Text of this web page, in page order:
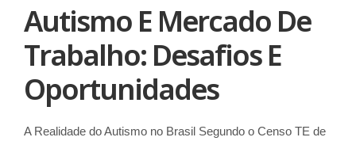
Autismo E Mercado De
Trabalho: Desafios E
Oportunidades
A Realidade do Autismo no Brasil Segundo o Censo TE de